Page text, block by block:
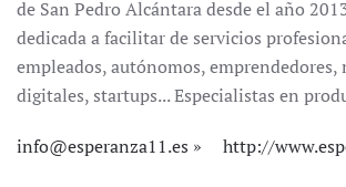
de San Pedro Alcántara desde el año
dedicada a facilitar de servicios
empleados, autónomos, emprendedores,
digitales, startups... Especialistas en
info@esperanza11.es http://